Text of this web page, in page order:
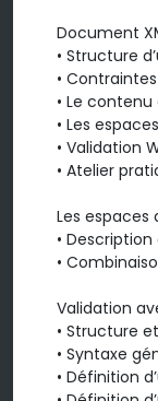
Document
• Structure
•
• Le
• Les
• Validation
• Atelier
Les espaces
•
•
Validation
• Structure
• Syntaxe
• Définition